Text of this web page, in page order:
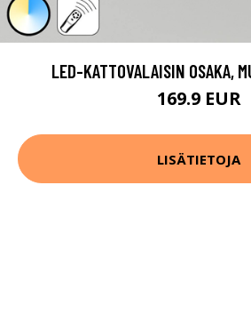
LED-KATTOVALAISIN OSAKA,
169.9 EUR
LISÄTIETOJA